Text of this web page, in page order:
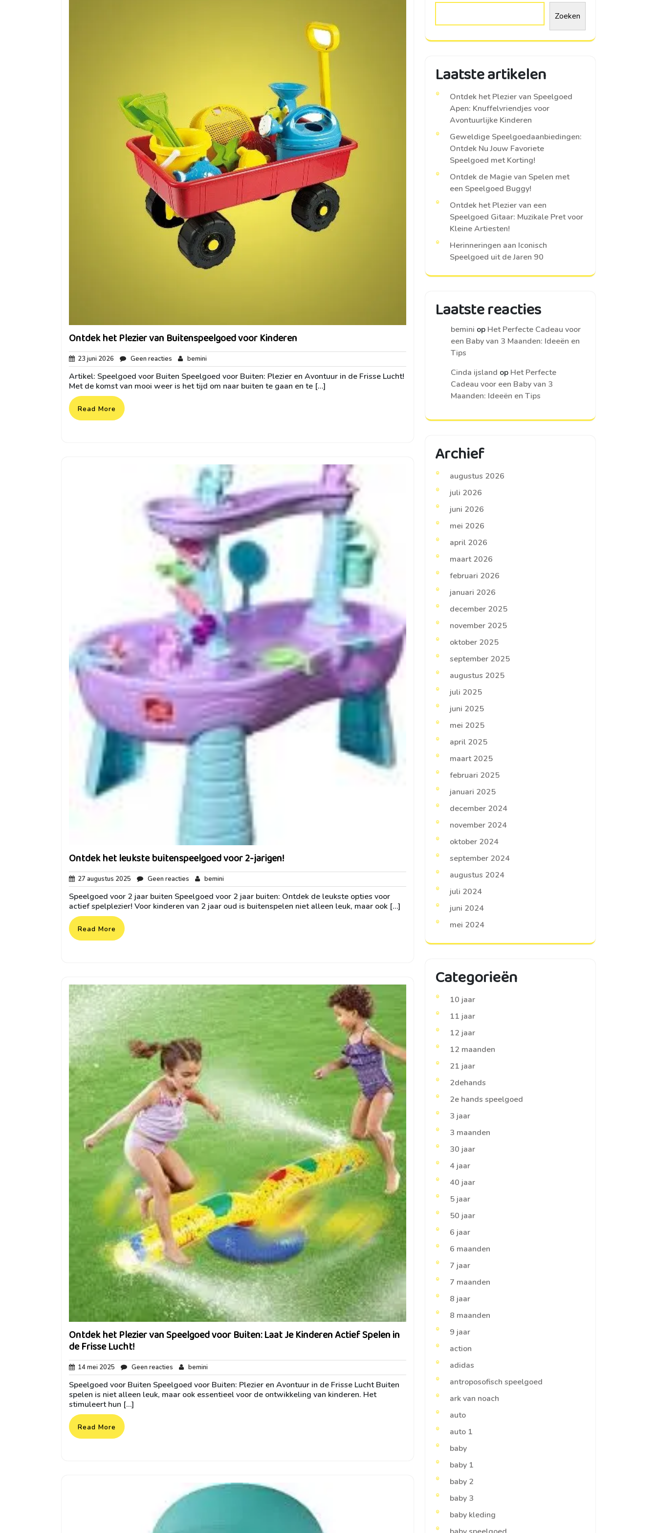
Ontdek het Plezier van Buitenspeelgoed voor Kinderen
23 juni 2026 23
juni
2026
Geen reacties Geen
reacties
bemini
Artikel: Speelgoed voor Buiten Speelgoed voor Buiten: Plezier en Avontuur in de Frisse Lucht!
Met de komst van mooi weer is het tijd om naar buiten te gaan en te […]
Read More
Ontdek het leukste buitenspeelgoed voor 2-jarigen!
27 augustus 2025 27
augustus
2025
Geen reacties Geen
reacties
bemini
Speelgoed voor 2 jaar buiten Speelgoed voor 2 jaar buiten: Ontdek de leukste opties voor
actief spelplezier! Voor kinderen van 2 jaar oud is buitenspelen niet alleen leuk, maar ook […]
Read More
Ontdek het Plezier van Speelgoed voor Buiten: Laat Je Kinderen Actief Spelen in
de Frisse Lucht!
14 mei 2025 14
mei
2025
Geen reacties Geen
reacties
bemini
Speelgoed voor Buiten Speelgoed voor Buiten: Plezier en Avontuur in de Frisse Lucht Buiten
spelen is niet alleen leuk, maar ook essentieel voor de ontwikkeling van kinderen. Het
stimuleert hun […]
Read More
Zoeken
Laatste artikelen
Ontdek het Plezier van Speelgoed
Apen: Knuffelvriendjes voor
Avontuurlijke Kinderen
Geweldige Speelgoedaanbiedingen:
Ontdek Nu Jouw Favoriete
Speelgoed met Korting!
Ontdek de Magie van Spelen met
een Speelgoed Buggy!
Ontdek het Plezier van een
Speelgoed Gitaar: Muzikale Pret voor
Kleine Artiesten!
Herinneringen aan Iconisch
Speelgoed uit de Jaren 90
Laatste reacties
bemini op Het Perfecte Cadeau voor
een Baby van 3 Maanden: Ideeën en
Tips
Cinda ijsland op Het Perfecte
Cadeau voor een Baby van 3
Maanden: Ideeën en Tips
Archief
augustus 2026
juli 2026
juni 2026
mei 2026
april 2026
maart 2026
februari 2026
januari 2026
december 2025
november 2025
oktober 2025
september 2025
augustus 2025
juli 2025
juni 2025
mei 2025
april 2025
maart 2025
februari 2025
januari 2025
december 2024
november 2024
oktober 2024
september 2024
augustus 2024
juli 2024
juni 2024
mei 2024
Categorieën
10 jaar
11 jaar
12 jaar
12 maanden
21 jaar
2dehands
2e hands speelgoed
3 jaar
3 maanden
30 jaar
4 jaar
40 jaar
5 jaar
50 jaar
6 jaar
6 maanden
7 jaar
7 maanden
8 jaar
8 maanden
9 jaar
action
adidas
antroposofisch speelgoed
ark van noach
auto
auto 1
baby
baby 1
baby 2
baby 3
baby kleding